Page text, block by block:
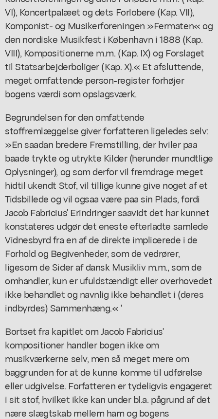
VI), Koncertpalæet og dets Forlobere (Kap. VII),
Komponist- og Musikerforeningen »Fermaten« og
den nordiske Musikfest i København i 1888 (Kap.
VIII), Kompositionerne m.m. (Kap. IX) og Forslaget
til Statsarbejderboliger (Kap. X).« Et afsluttende,
meget omfattende person-register forhøjer
bogens værdi som opslagsværk.
Begrundelsen for den omfattende
stoffremlæggelse giver forfatteren ligeledes selv:
»En saadan bredere Fremstilling, der hviler paa
baade trykte og utrykte Kilder (herunder mundtlige
Oplysninger), og som derfor vil fremdrage meget
hidtil ukendt Stof, vil tillige kunne give noget af et
Tidsbillede og vil ogsaa være paa sin Plads, fordi
Jacob Fabricius' Erindringer saavidt det har kunnet
konstateres udgør det eneste efterladte samlede
Vidnesbyrd fra en af de direkte implicerede i de
Forhold og Begivenheder, som de vedrører,
ligesom de Sider af dansk Musikliv m.m., som de
omhandler, kun er ufuldstændigt eller overhovedet
ikke behandlet og navnlig ikke behandlet i (deres
indbyrdes) Sammenhæng.« '
Bortset fra kapitlet om Jacob Fabricius'
kompositioner handler bogen ikke om
musikværkerne selv, men så meget mere om
baggrunden for at de kunne komme til udførelse
eller udgivelse. Forfatteren er tydeligvis engageret
i sit stof, hvilket ikke kan under bl.a. pågrund af det
nære slægtskab mellem ham og bogens